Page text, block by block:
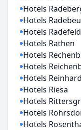
Hotels
Hotels
Hotels Radefeld
Hotels Rathen
Hotels
Hotels
Hotels
Hotels Riesa
Hotels
Hotels
Hotels